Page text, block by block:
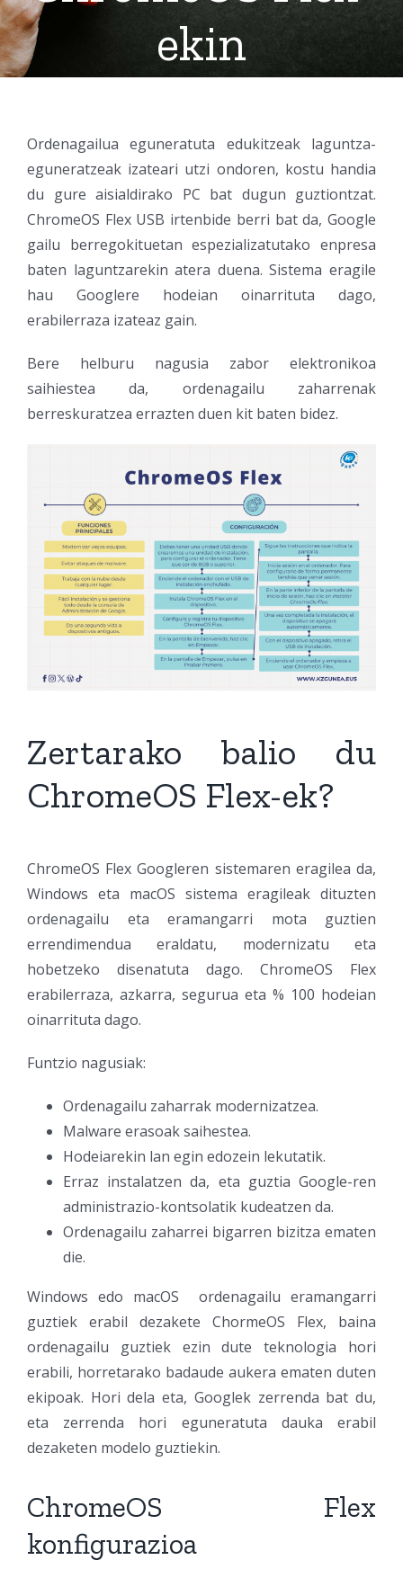
ekin
Ordenagailua eguneratuta edukitzeak laguntza-
eguneratzeak izateari utzi ondoren, kostu handia
du gure aisialdirako PC bat dugun guztiontzat.
ChromeOS Flex USB irtenbide berri bat da, Google
gailu berregokituetan espezializatutako enpresa
baten laguntzarekin atera duena. Sistema eragile
hau Googlere hodeian oinarrituta dago,
erabilerraza izateaz gain.
Bere helburu nagusia zabor elektronikoa
saihiestea da, ordenagailu zaharrenak
berreskuratzea errazten duen kit baten bidez.
Zertarako balio du
ChromeOS Flex-ek?
ChromeOS Flex Googleren sistemaren eragilea da,
Windows eta macOS sistema eragileak dituzten
ordenagailu eta eramangarri mota guztien
errendimendua eraldatu, modernizatu eta
hobetzeko disenatuta dago. ChromeOS Flex
erabilerraza, azkarra, segurua eta % 100 hodeian
oinarrituta dago.
Funtzio nagusiak:
Ordenagailu zaharrak modernizatzea.
Malware erasoak saihestea.
Hodeiarekin lan egin edozein lekutatik.
Erraz instalatzen da, eta guztia Google-ren
administrazio-kontsolatik kudeatzen da.
Ordenagailu zaharrei bigarren bizitza ematen
die.
Windows edo macOS ordenagailu eramangarri
guztiek erabil dezakete ChormeOS Flex, baina
ordenagailu guztiek ezin dute teknologia hori
erabili, horretarako badaude aukera ematen duten
ekipoak. Hori dela eta, Googlek zerrenda bat du,
eta zerrenda hori eguneratuta dauka erabil
dezaketen modelo guztiekin.
ChromeOS Flex
konfigurazioa